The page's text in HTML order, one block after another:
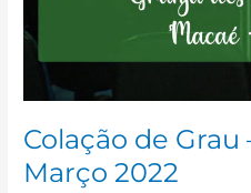
Colação de
Março 2022